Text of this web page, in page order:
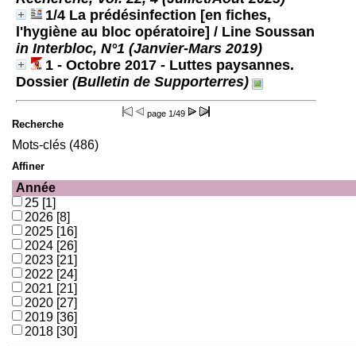
1/4 La prédésinfection [en fiches,
l'hygiène au bloc opératoire] / Line Soussan
in Interbloc, N°1 (Janvier-Mars 2019)
1 - Octobre 2017 - Luttes paysannes.
Dossier (Bulletin de Supporterres)
page 1/49
Recherche
Mots-clés (486)
Affiner
Année
25 [1]
2026 [8]
2025 [16]
2024 [26]
2023 [21]
2022 [24]
2021 [21]
2020 [27]
2019 [36]
2018 [30]